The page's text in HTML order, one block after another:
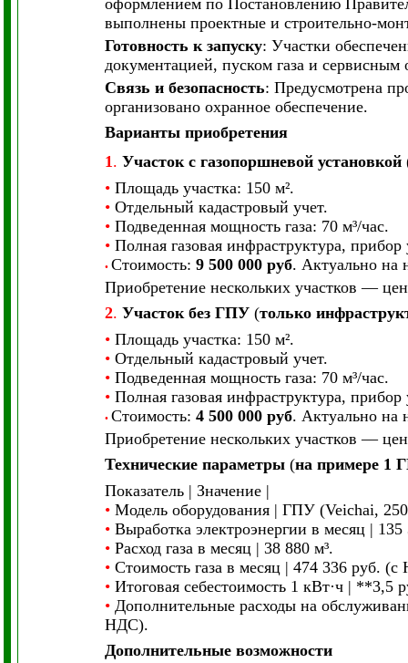
оформлением по Постановлению
выполнены проектные и строительно-
Готовность к запуску: Участки
документацией, пуском газа и
Связь и безопасность: Предусмотрена
организовано охранное обеспечение.
Варианты приобретения
1. Участок с газопоршневой установкой
• Площадь участка: 150 м².
• Отдельный кадастровый учет.
• Подведенная мощность газа: 70 м³/час.
• Полная газовая инфраструктура, прибор
• Стоимость: 9 500 000 руб. Актуально на
Приобретение нескольких участков —
2. Участок без ГПУ (только
• Площадь участка: 150 м².
• Отдельный кадастровый учет.
• Подведенная мощность газа: 70 м³/час.
• Полная газовая инфраструктура, прибор
• Стоимость: 4 500 000 руб. Актуально на
Приобретение нескольких участков —
Технические параметры (на примере 1
Показатель | Значение |
• Модель оборудования | ГПУ (Veichai,
• Выработка электроэнергии в месяц | 135
• Расход газа в месяц | 38 880 м³.
• Стоимость газа в месяц | 474 336 руб.
• Итоговая себестоимость 1 кВт·ч |
• Дополнительные расходы на
НДС).
Дополнительные возможности